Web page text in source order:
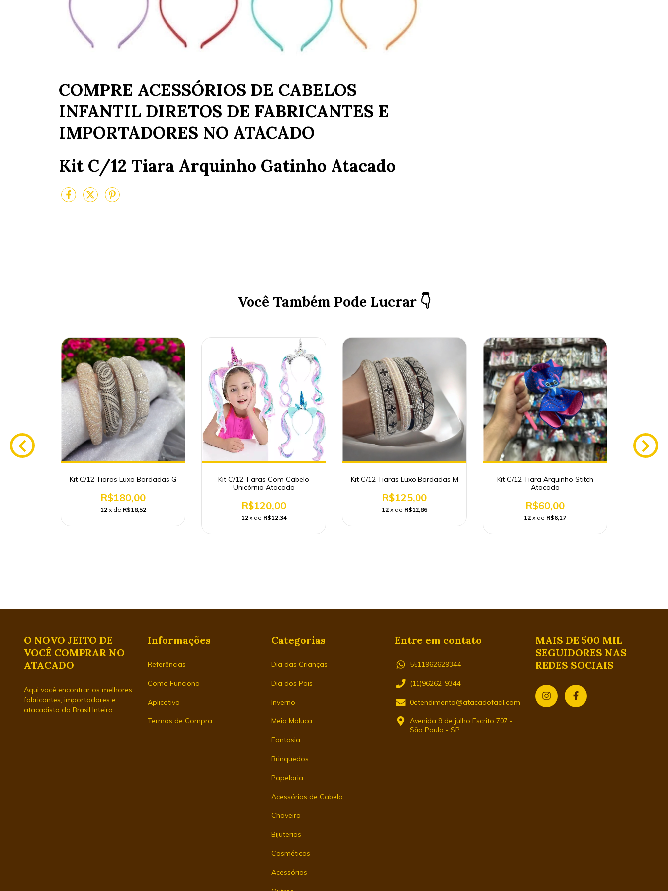
COMPRE ACESSÓRIOS DE CABELOS
INFANTIL DIRETOS DE FABRICANTES E
IMPORTADORES NO ATACADO
Kit C/12 Tiara Arquinho Gatinho Atacado
Você Também Pode Lucrar 👇
Kit C/12 Tiaras Luxo Bordadas G
R$180,00
12 x de R$18,52
Kit C/12 Tiaras Com Cabelo
Unicórnio Atacado
R$120,00
12 x de R$12,34
Kit C/12 Tiaras Luxo Bordadas M
R$125,00
12 x de R$12,86
Kit C/12 Tiara Arquinho Stitch
Atacado
R$60,00
12 x de R$6,17
O NOVO JEITO DE
VOCÊ COMPRAR NO
ATACADO
Aqui você encontrar os melhores
fabricantes, importadores e
atacadista do Brasil Inteiro
Informações
Referências
Como Funciona
Aplicativo
Termos de Compra
Categorias
Dia das Crianças
Dia dos Pais
Inverno
Meia Maluca
Fantasia
Brinquedos
Papelaria
Acessórios de Cabelo
Chaveiro
Bijuterias
Cosméticos
Acessórios
Entre em contato
5511962629344
(11)96262-9344
0atendimento@atacadofacil.com
Avenida 9 de julho Escrito 707 -
São Paulo - SP
MAIS DE 500 MIL
SEGUIDORES NAS
REDES SOCIAIS